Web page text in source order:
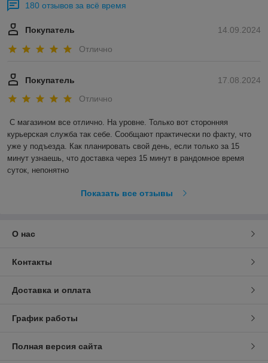
180 отзывов за всё время
14.09.2024
Покупатель
Отлично
17.08.2024
Покупатель
Отлично
С магазином все отлично. На уровне. Только вот сторонняя
курьерская служба так себе. Сообщают практически по факту, что
уже у подъезда. Как планировать свой день, если только за 15
минут узнаешь, что доставка через 15 минут в рандомное время
суток, непонятно
Показать все отзывы
О нас
Контакты
Доставка и оплата
График работы
Полная версия сайта